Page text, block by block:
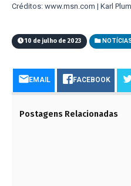
Créditos: www.msn.com | Karl
10 de julho de 2023
EMAIL FACEBOOK
Postagens Relacionadas